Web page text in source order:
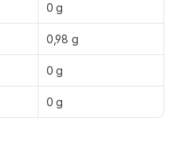
0 g
0,98 g
0 g
0 g